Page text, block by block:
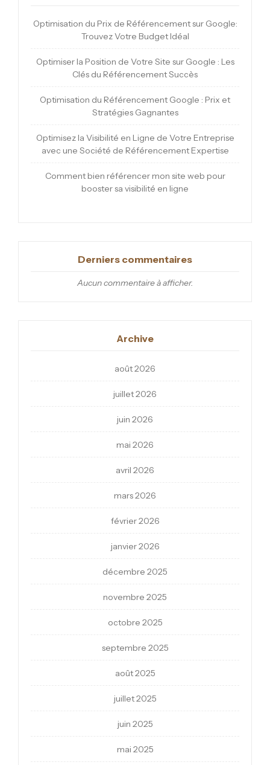
Optimisation du Prix de Référencement sur Google:
Trouvez Votre Budget Idéal
Optimiser la Position de Votre Site sur Google : Les
Clés du Référencement Succès
Optimisation du Référencement Google : Prix et
Stratégies Gagnantes
Optimisez la Visibilité en Ligne de Votre Entreprise
avec une Société de Référencement Expertise
Comment bien référencer mon site web pour
booster sa visibilité en ligne
Derniers commentaires
Aucun commentaire à afficher.
Archive
août 2026
juillet 2026
juin 2026
mai 2026
avril 2026
mars 2026
février 2026
janvier 2026
décembre 2025
novembre 2025
octobre 2025
septembre 2025
août 2025
juillet 2025
juin 2025
mai 2025